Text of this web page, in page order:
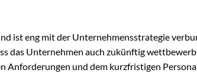
ist eng mit der Unternehmensstrategie
das Unternehmen auch zukünftig
Anforderungen und dem kurzfristigen